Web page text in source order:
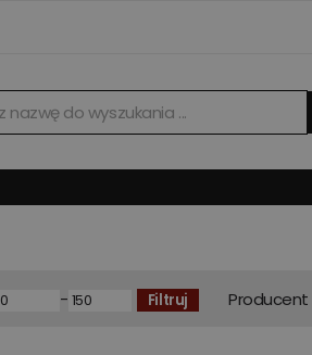
- Filtruj Producent